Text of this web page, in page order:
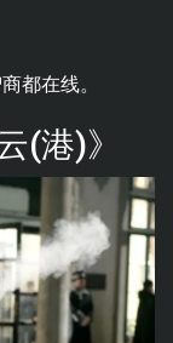
都在线。
(港)》